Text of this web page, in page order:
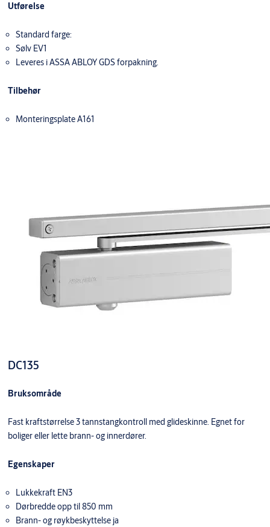
Utførelse
Standard farge:
Sølv EV1
Leveres i ASSA ABLOY GDS forpakning.
Tilbehør
Monteringsplate A161
DC135
Bruksområde
Fast kraftstørrelse 3 tannstangkontroll med glideskinne. Egnet for
boliger eller lette brann- og innerdører.
Egenskaper
Lukkekraft EN3
Dørbredde opp til 850 mm
Brann- og røykbeskyttelse ja